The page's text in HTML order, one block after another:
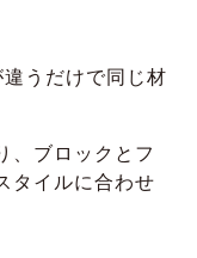
うだけで同じ材
、ブロックとフ
タイルに合わせ